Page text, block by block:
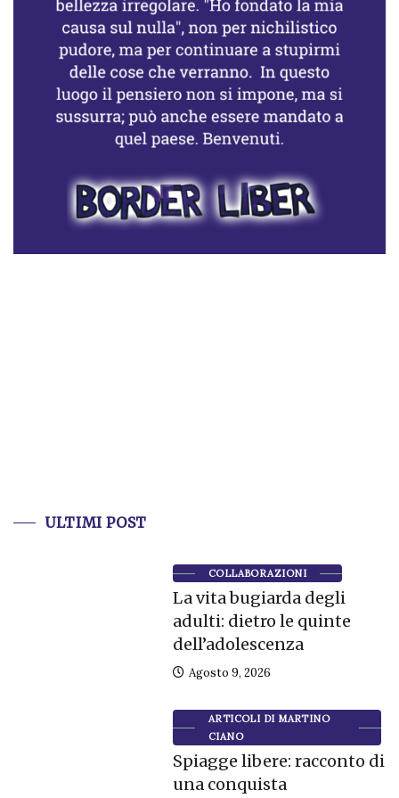
ULTIMI POST
COLLABORAZIONI
La vita bugiarda degli
adulti: dietro le quinte
dell’adolescenza
Agosto 9, 2026
ARTICOLI DI MARTINO
CIANO
Spiagge libere: racconto di
una conquista